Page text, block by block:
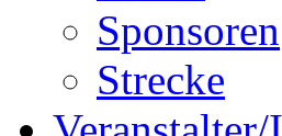
Sponsoren
Strecke